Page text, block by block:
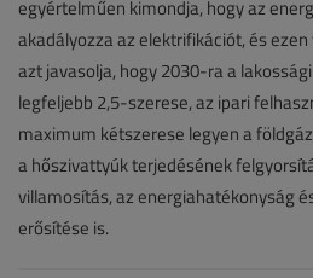
2026.
július
22.
|
VGF&HKL
online
egyértelműen kimondja, hogy az
akadályozza az elektrifikációt, és
azt javasolja, hogy 2030-ra a
legfeljebb 2,5-szerese, az ipari
maximum kétszerese legyen a
a hőszivattyúk terjedésének
villamosítás, az energiahatékonyság
erősítése is.